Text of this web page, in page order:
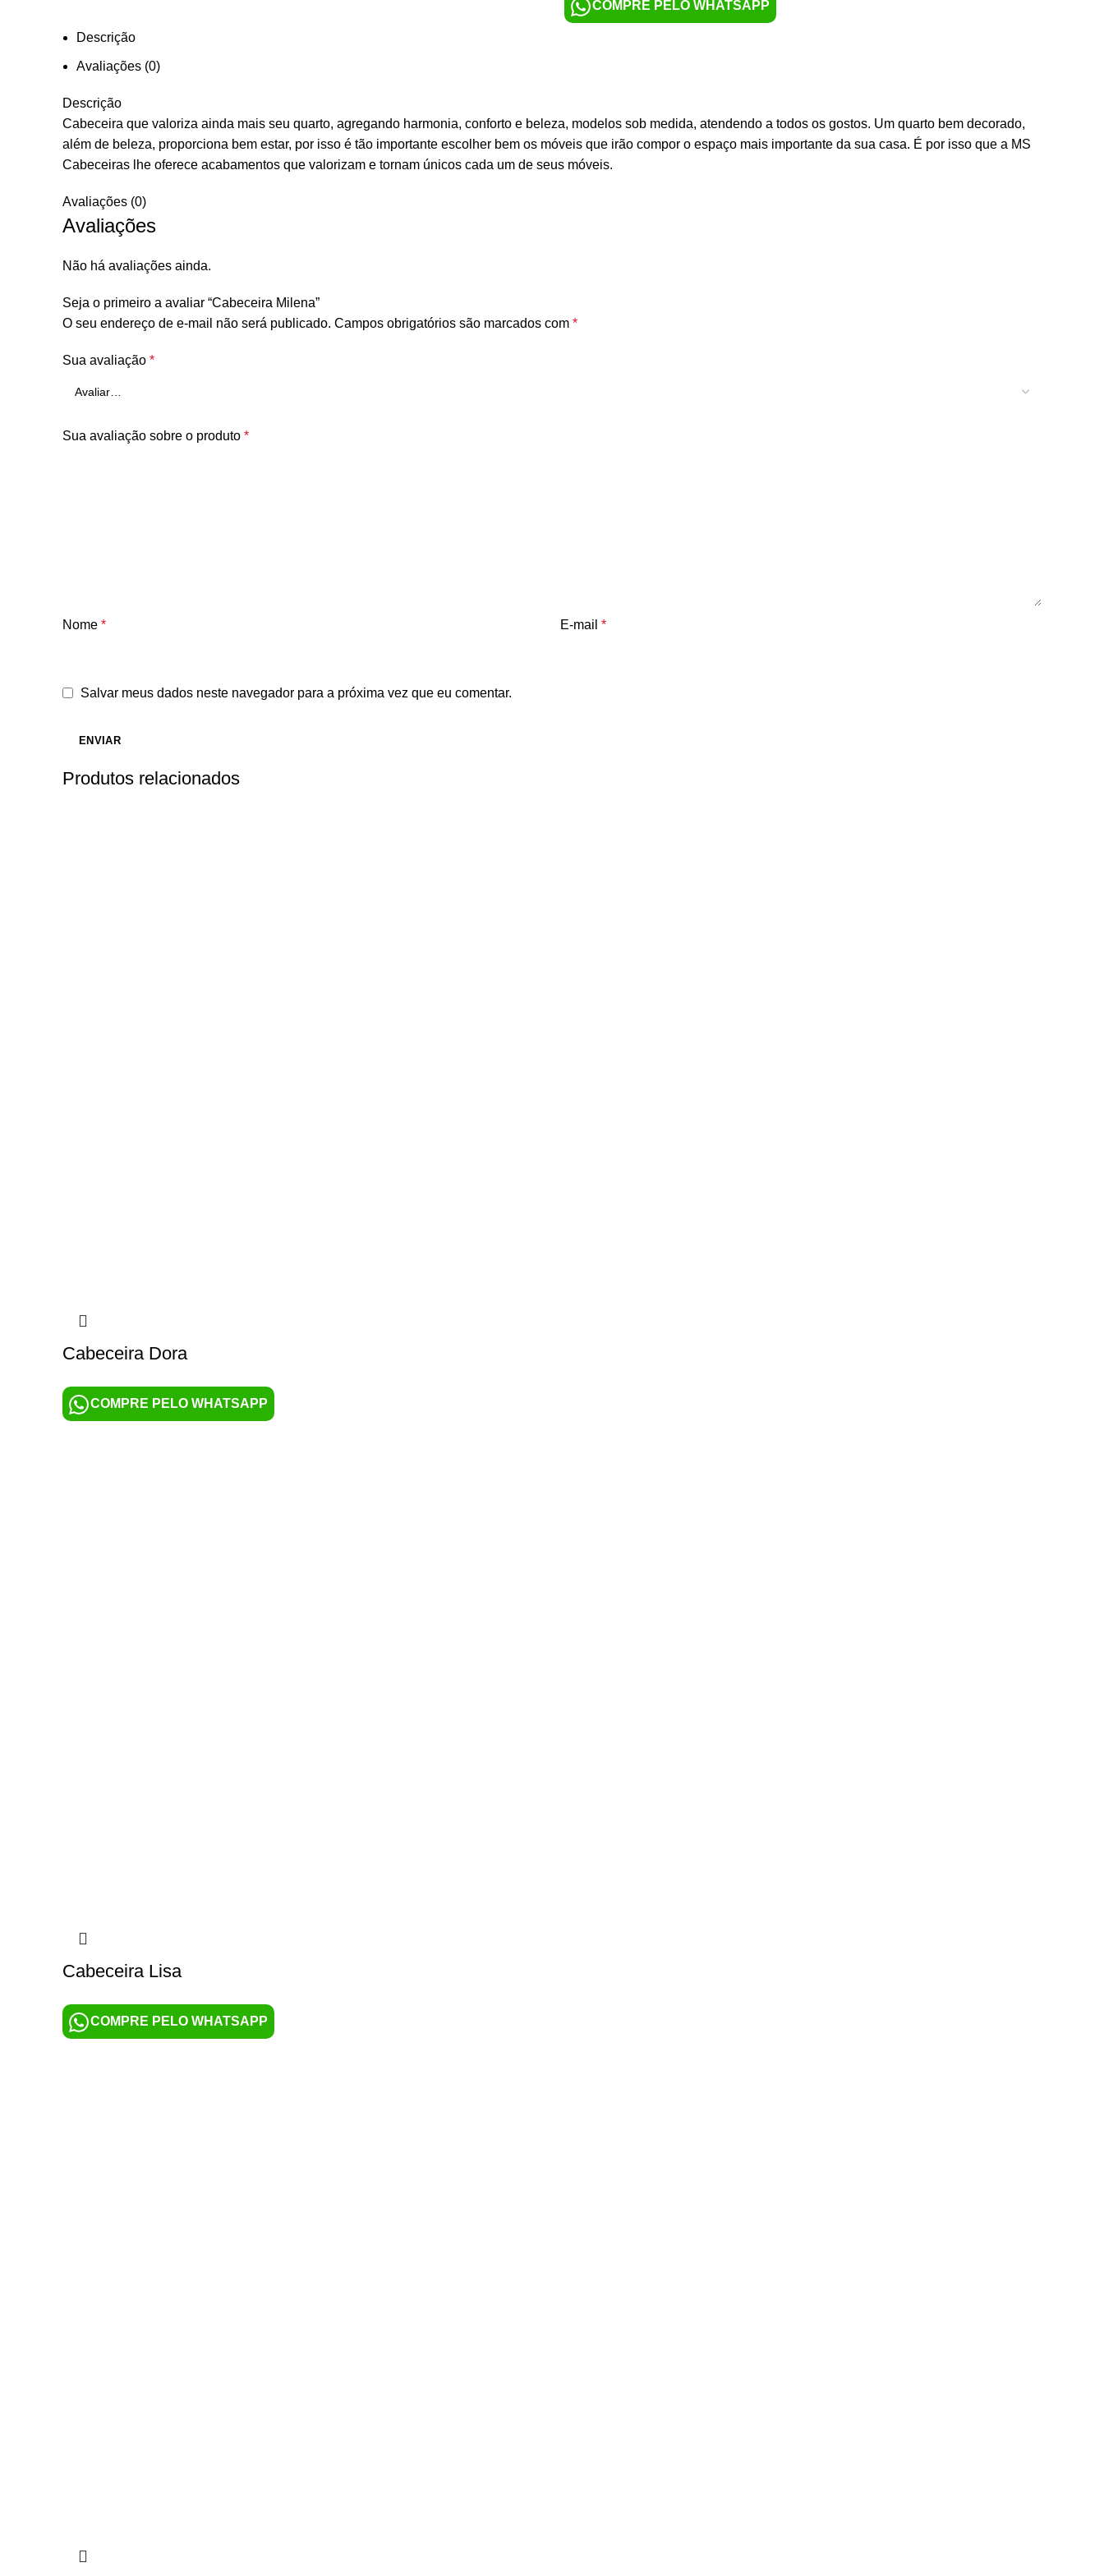
COMPRE PELO WHATSAPP
Descrição
Avaliações (0)
Descrição
Cabeceira que valoriza ainda mais seu quarto, agregando harmonia, conforto e beleza, modelos sob medida, atendendo a todos os gostos. Um quarto bem decorado,
além de beleza, proporciona bem estar, por isso é tão importante escolher bem os móveis que irão compor o espaço mais importante da sua casa. É por isso que a MS
Cabeceiras lhe oferece acabamentos que valorizam e tornam únicos cada um de seus móveis.
Avaliações (0)
Avaliações
Não há avaliações ainda.
Seja o primeiro a avaliar “Cabeceira Milena”
O seu endereço de e-mail não será publicado. Campos obrigatórios são marcados com *
Sua avaliação *
Sua avaliação sobre o produto *
Nome * E-mail *
Salvar meus dados neste navegador para a próxima vez que eu comentar.
Produtos relacionados
Cabeceira Dora
COMPRE PELO WHATSAPP
Cabeceira Lisa
COMPRE PELO WHATSAPP